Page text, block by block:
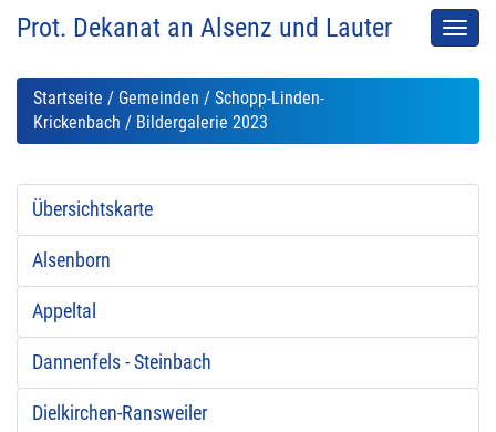
Prot. Dekanat an Alsenz und Lauter
Startseite / Gemeinden / Schopp-Linden-
Krickenbach / Bildergalerie 2023
Übersichtskarte
Alsenborn
Appeltal
Dannenfels - Steinbach
Dielkirchen-Ransweiler